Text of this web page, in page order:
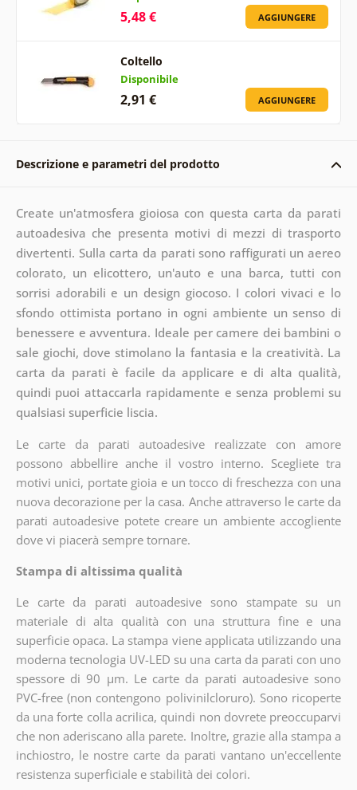
5,48 € AGGIUNGERE
Coltello
Disponibile
2,91 € AGGIUNGERE
Descrizione e parametri del prodotto
Create un'atmosfera gioiosa con questa carta da parati
autoadesiva che presenta motivi di mezzi di trasporto
divertenti. Sulla carta da parati sono raffigurati un aereo
colorato, un elicottero, un'auto e una barca, tutti con
sorrisi adorabili e un design giocoso. I colori vivaci e lo
sfondo ottimista portano in ogni ambiente un senso di
benessere e avventura. Ideale per camere dei bambini o
sale giochi, dove stimolano la fantasia e la creatività. La
carta da parati è facile da applicare e di alta qualità,
quindi puoi attaccarla rapidamente e senza problemi su
qualsiasi superficie liscia.
Le carte da parati autoadesive realizzate con amore
possono abbellire anche il vostro interno. Scegliete tra
motivi unici, portate gioia e un tocco di freschezza con una
nuova decorazione per la casa. Anche attraverso le carte da
parati autoadesive potete creare un ambiente accogliente
dove vi piacerà sempre tornare.
Stampa di altissima qualità
Le carte da parati autoadesive sono stampate su un
materiale di alta qualità con una struttura fine e una
superficie opaca. La stampa viene applicata utilizzando una
moderna tecnologia UV-LED su una carta da parati con uno
spessore di 90 µm. Le carte da parati autoadesive sono
PVC-free (non contengono polivinilcloruro). Sono ricoperte
da una forte colla acrilica, quindi non dovrete preoccuparvi
che non aderiscano alla parete. Inoltre, grazie alla stampa a
inchiostro, le nostre carte da parati vantano un'eccellente
resistenza superficiale e stabilità dei colori.